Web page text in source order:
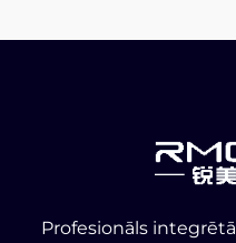
Profesionāls